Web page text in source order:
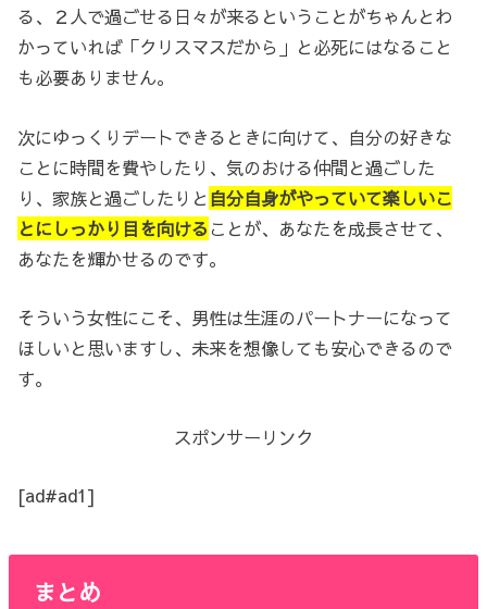
る、２人で過ごせる日々が来るということがちゃんとわ
かっていれば「クリスマスだから」と必死にはなること
も必要ありません。
次にゆっくりデートできるときに向けて、自分の好きな
ことに時間を費やしたり、気のおける仲間と過ごした
り、家族と過ごしたりと 自分自身がやっていて楽しいこ
とにしっかり目を向けることが、あなたを成長させて、
あなたを輝かせるのです。
そういう女性にこそ、男性は生涯のパートナーになって
ほしいと思いますし、未来を想像しても安心できるので
す。
スポンサーリンク
[ad#ad1]
まとめ